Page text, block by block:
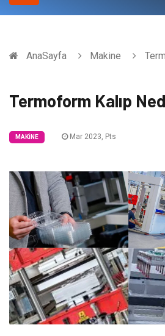
AnaSayfa Makine
Termoform Kalıp
MAKINE Mar 2023, Pts